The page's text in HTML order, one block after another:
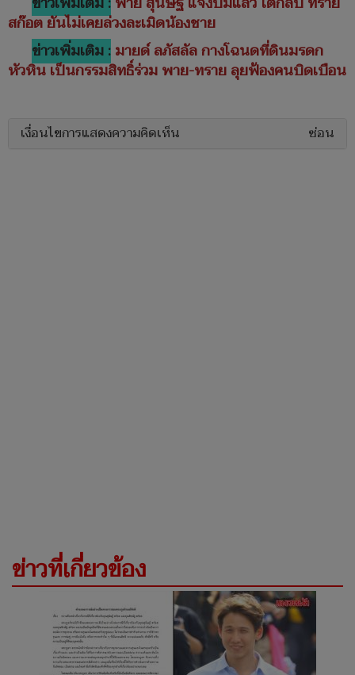
สก๊อต ยันไม่เคยล่วงละเมิดน้องชาย
ข่าวเพิ่มเติม :มายด์ ลภัสลัล กางโฉนดที่ดินมรดก
หัวหิน เป็นกรรมสิทธิ์ร่วม พาย-ทราย ลุยฟ้องคนบิดเบือน
เงื่อนไขการแสดงความคิดเห็น ซ่อน
ข่าวที่เกี่ยวข้อง